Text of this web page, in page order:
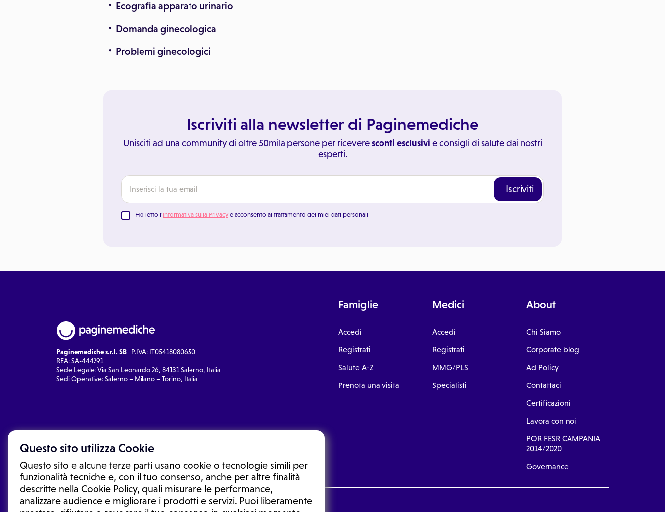
Questo sito utilizza Cookie
Questo sito e alcune terze parti usano cookie o tecnologie simili per
funzionalità tecniche e, con il tuo consenso, anche per altre finalità
descritte nella Cookie Policy, quali misurare le performance,
analizzare audience e migliorare i prodotti e servizi. Puoi liberamente
Ecografia apparato urinario
Domanda ginecologica
Problemi ginecologici
Iscriviti alla newsletter di Paginemediche
Unisciti ad una community di oltre 50mila persone per riceveresconti esclusivi e consigli di salute dai nostri
esperti.
Iscriviti
Ho letto l'Informativa sulla Privacy e acconsento al trattamento dei miei dati personali
Paginemediche s.r.l. SB | P.IVA: IT05418080650
REA: SA-444291
Sede Legale: Via San Leonardo 26, 84131 Salerno, Italia
Sedi Operative: Salerno – Milano – Torino, Italia
Famiglie
Accedi
Registrati
Salute A-Z
Prenota una visita
Medici
Accedi
Registrati
MMG/PLS
Specialisti
About
Chi Siamo
Corporate blog
Ad Policy
Contattaci
Certificazioni
Lavora con noi
POR FESR CAMPANIA
2014/2020
Governance